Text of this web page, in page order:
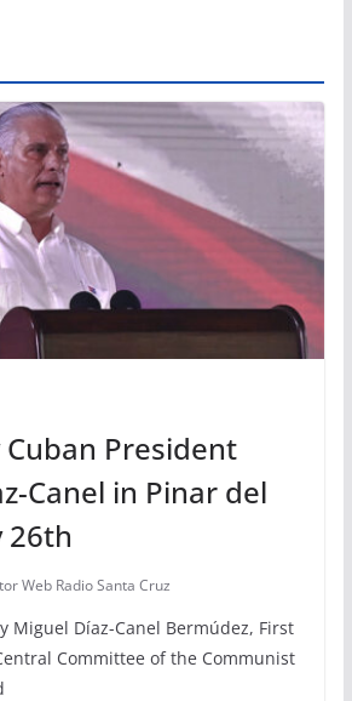
Cuban President
Canel in Pinar del
26th
Web Radio Santa Cruz
Miguel Díaz-Canel Bermúdez, First
Committee of the Communist